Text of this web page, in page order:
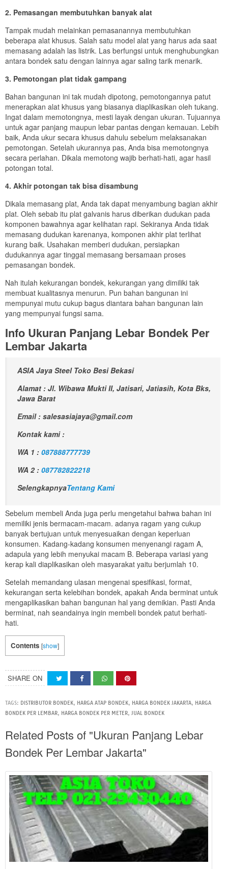
2. Pemasangan membutuhkan banyak alat
Tampak mudah melainkan pemasanannya membutuhkan
beberapa alat khusus. Salah satu model alat yang harus ada saat
memasang adalah las listrik. Las berfungsi untuk menghubungkan
antara bondek satu dengan lainnya agar saling tarik menarik.
3. Pemotongan plat tidak gampang
Bahan bangunan ini tak mudah dipotong, pemotongannya patut
menerapkan alat khusus yang biasanya diaplikasikan oleh tukang.
Ingat dalam memotongnya, mesti layak dengan ukuran. Tujuannya
untuk agar panjang maupun lebar pantas dengan kemauan. Lebih
baik, Anda ukur secara khusus dahulu sebelum melaksanakan
pemotongan. Setelah ukurannya pas, Anda bisa memotongnya
secara perlahan. Dikala memotong wajib berhati-hati, agar hasil
potongan total.
4. Akhir potongan tak bisa disambung
Dikala memasang plat, Anda tak dapat menyambung bagian akhir
plat. Oleh sebab itu plat galvanis harus diberikan dudukan pada
komponen bawahnya agar kelihatan rapi. Sekiranya Anda tidak
memasang dudukan karenanya, komponen akhir plat terlihat
kurang baik. Usahakan memberi dudukan, persiapkan
dudukannya agar tinggal memasang bersamaan proses
pemasangan bondek.
Nah itulah kekurangan bondek, kekurangan yang dimiliki tak
membuat kualitasnya menurun. Pun bahan bangunan ini
mempunyai mutu cukup bagus diantara bahan bangunan lain
yang mempunyai fungsi sama.
Info Ukuran Panjang Lebar Bondek Per
Lembar Jakarta
ASIA Jaya Steel Toko Besi Bekasi
Alamat : Jl. Wibawa Mukti II, Jatisari, Jatiasih, Kota Bks,
Jawa Barat
Email : salesasiajaya@gmail.com
Kontak kami :
WA 1 : 087888777739
WA 2 : 087782822218
SelengkapnyaTentang Kami
Sebelum membeli Anda juga perlu mengetahui bahwa bahan ini
memiliki jenis bermacam-macam. adanya ragam yang cukup
banyak bertujuan untuk menyesuaikan dengan keperluan
konsumen. Kadang-kadang konsumen menyenangi ragam A,
adapula yang lebih menyukai macam B. Beberapa variasi yang
kerap kali diaplikasikan oleh masyarakat yaitu berjumlah 10.
Setelah memandang ulasan mengenai spesifikasi, format,
kekurangan serta kelebihan bondek, apakah Anda berminat untuk
mengaplikasikan bahan bangunan hal yang demikian. Pasti Anda
berminat, nah seandainya ingin membeli bondek patut berhati-
hati.
Contents [show]
SHARE ON
TAGS: DISTRIBUTOR BONDEK, HARGA ATAP BONDEK, HARGA BONDEK JAKARTA, HARGA
BONDEK PER LEMBAR, HARGA BONDEK PER METER, JUAL BONDEK
Related Posts of "Ukuran Panjang Lebar
Bondek Per Lembar Jakarta"